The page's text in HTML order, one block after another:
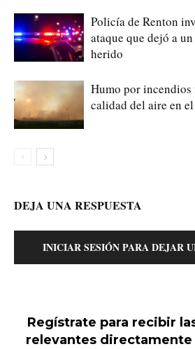
Policía de Renton
ataque que dejó a
herido
Humo por incendios
calidad del aire en
DEJA UNA RESPUESTA
INICIAR SESIÓN PARA DEJAR
Regístrate para recibir
relevantes directamente